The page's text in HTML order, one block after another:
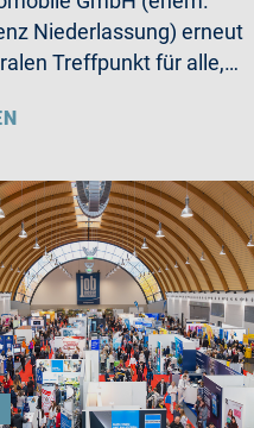
Niederlassung) erneut
Treffpunkt für alle,…